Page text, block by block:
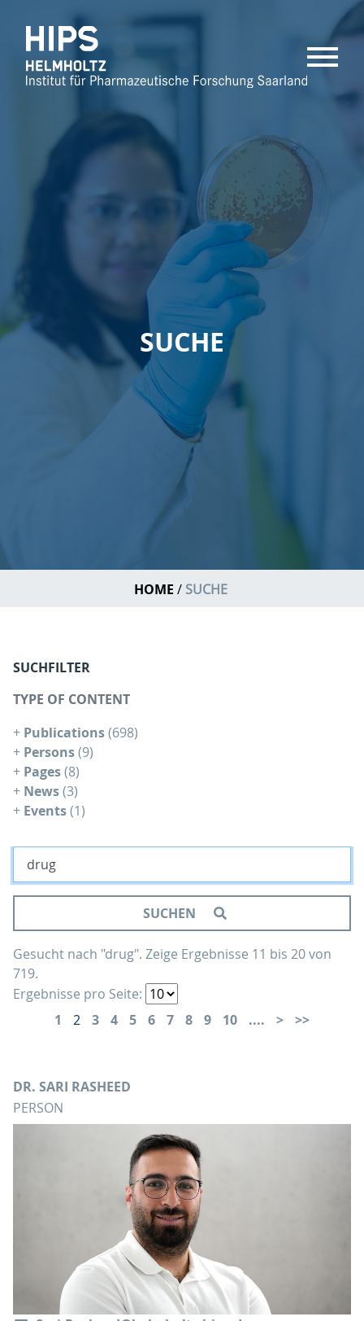
MENU
SUCHE
HOME SUCHE
SUCHEN
Gesucht nach "drug". Zeige Ergebnisse 11 bis 20 von
719.
Ergebnisse pro Seite:
1
2 3 4 5 6 7 8 9 10 ....
DR. SARI RASHEED
PERSON
SUCHFILTER
TYPE OF CONTENT
+ Publications(698)
+ Persons(9)
+ Pages(8)
+ News(3)
+ Events(1)